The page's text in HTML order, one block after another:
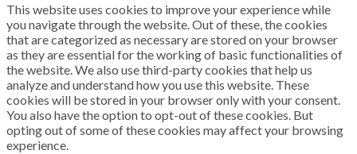
This website uses cookies to improve your experience while
you navigate through the website. Out of these, the cookies
that are categorized as necessary are stored on your browser
as they are essential for the working of basic functionalities of
the website. We also use third-party cookies that help us
analyze and understand how you use this website. These
cookies will be stored in your browser only with your consent.
You also have the option to opt-out of these cookies. But
opting out of some of these cookies may affect your browsing
experience.